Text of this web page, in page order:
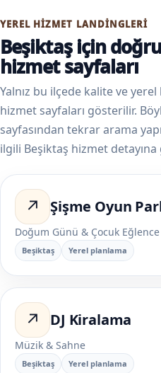
YEREL HIZMET LANDINGLERI
Beşiktaş için
hizmet sayfaları
Yalnız bu ilçede kalite ve
hizmet sayfaları gösterilir.
sayfasından tekrar arama
ilgili Beşiktaş hizmet
↗ Şişme Oyun
Doğum Günü & Çocuk Eğlence
Beşiktaş Yerel planlama
↗ DJ Kiralama
Müzik & Sahne
Beşiktaş Yerel planlama